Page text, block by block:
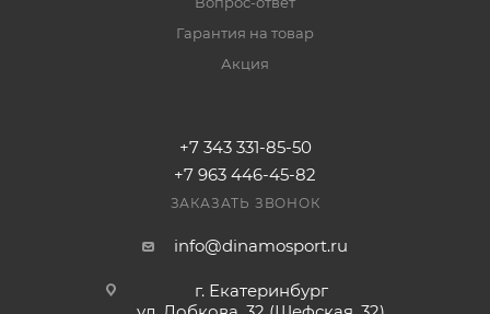
Гарантия на товар
Акция
+7 343 331-85-50
+7 963 446-45-82
ЗАКАЗАТЬ ЗВОНОК
info@dinamosport.ru
г. Екатеринбург